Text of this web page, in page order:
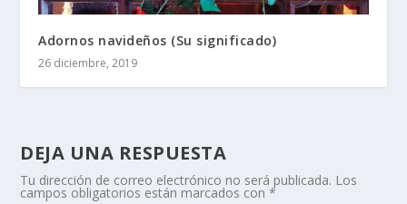
Adornos navideños (Su significado)
26 diciembre, 2019
DEJA UNA RESPUESTA
Tu dirección de correo electrónico no será publicada. Los
campos obligatorios están marcados con*